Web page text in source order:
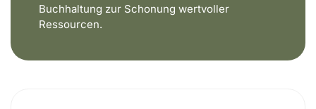
Buchhaltung zur Schonung wertvoller
Ressourcen.